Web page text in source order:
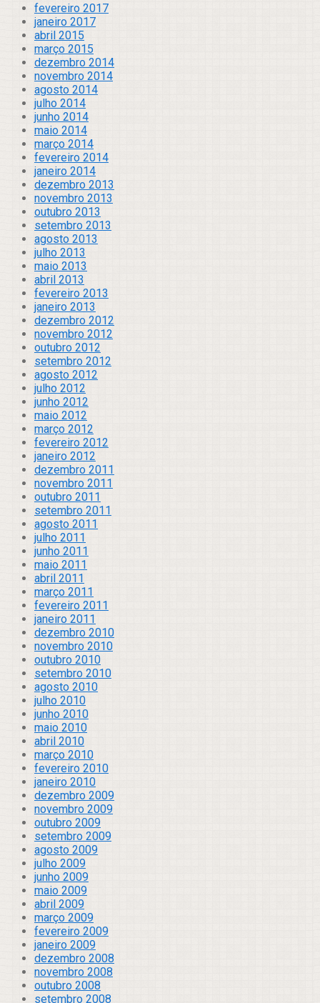
fevereiro 2017
janeiro 2017
abril 2015
março 2015
dezembro 2014
novembro 2014
agosto 2014
julho 2014
junho 2014
maio 2014
março 2014
fevereiro 2014
janeiro 2014
dezembro 2013
novembro 2013
outubro 2013
setembro 2013
agosto 2013
julho 2013
maio 2013
abril 2013
fevereiro 2013
janeiro 2013
dezembro 2012
novembro 2012
outubro 2012
setembro 2012
agosto 2012
julho 2012
junho 2012
maio 2012
março 2012
fevereiro 2012
janeiro 2012
dezembro 2011
novembro 2011
outubro 2011
setembro 2011
agosto 2011
julho 2011
junho 2011
maio 2011
abril 2011
março 2011
fevereiro 2011
janeiro 2011
dezembro 2010
novembro 2010
outubro 2010
setembro 2010
agosto 2010
julho 2010
junho 2010
maio 2010
abril 2010
março 2010
fevereiro 2010
janeiro 2010
dezembro 2009
novembro 2009
outubro 2009
setembro 2009
agosto 2009
julho 2009
junho 2009
maio 2009
abril 2009
março 2009
fevereiro 2009
janeiro 2009
dezembro 2008
novembro 2008
outubro 2008
setembro 2008